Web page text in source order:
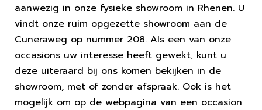
aanwezig in onze fysieke showroom in Rhenen. U
vindt onze ruim opgezette showroom aan de
Cuneraweg op nummer 208. Als een van onze
occasions uw interesse heeft gewekt, kunt u
deze uiteraard bij ons komen bekijken in de
showroom, met of zonder afspraak. Ook is het
mogelijk om op de webpagina van een occasion